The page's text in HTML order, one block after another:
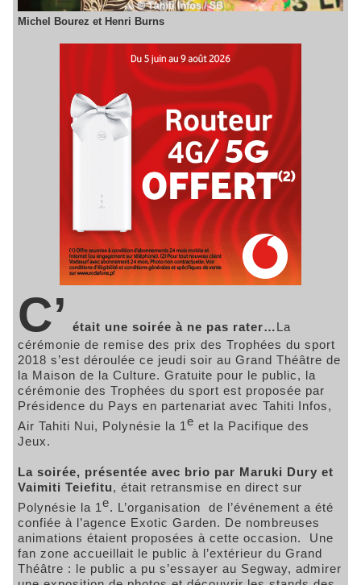
Michel Bourez et Henri Burns
C’ était une soirée à ne pas rater… La
cérémonie de remise des prix des Trophées du sport
2018 s’est déroulée ce jeudi soir au Grand Théâtre de
la Maison de la Culture. Gratuite pour le public, la
cérémonie des Trophées du sport est proposée par
Présidence du Pays en partenariat avec Tahiti Infos,
Air Tahiti Nui, Polynésie la 1e et la Pacifique des
Jeux.
La soirée, présentée avec brio par Maruki Dury et
Vaimiti Teiefitu, était retransmise en direct sur
Polynésie la 1e. L’organisation de l’événement a été
confiée à l’agence Exotic Garden. De nombreuses
animations étaient proposées à cette occasion. Une
fan zone accueillait le public à l’extérieur du Grand
Théâtre : le public a pu s’essayer au Segway, admirer